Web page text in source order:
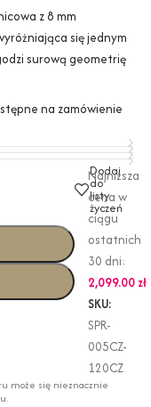
z 8 mm
się jednym
surową geometrię
na zamówienie
Dodaj
do
listy
życzeń
Najniższa
cena w
ciągu
ostatnich
30 dni:
2,099.00 zł
SKU:
SPR-
005CZ-
120CZ
może się nieznacznie